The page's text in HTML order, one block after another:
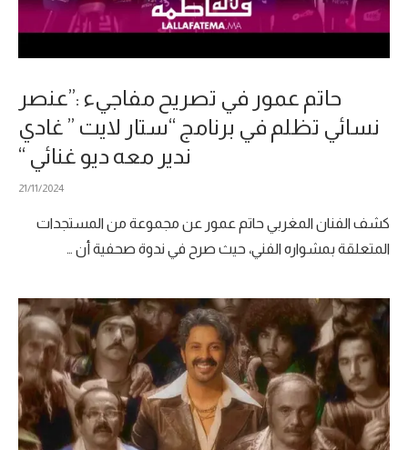
حاتم عمور في تصريح مفاجيء :”عنصر
نسائي تظلم في برنامج “ستار لايت ” غادي
ندير معه ديو غنائي “
21/11/2024
كشف الفنان المغربي حاتم عمور عن مجموعة من المستجدات
المتعلقة بمشواره الفني، حيث صرح في ندوة صحفية أن …